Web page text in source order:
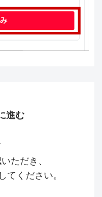
進む
ただき、
てください。